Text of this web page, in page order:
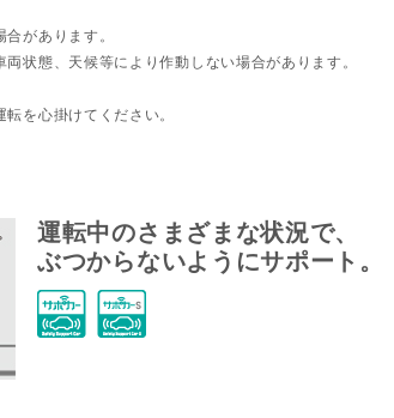
があります。
状態、天候等により作動しない場合があります。
を心掛けてください。
運転中のさまざまな状況で、
ぶつからないようにサポート。